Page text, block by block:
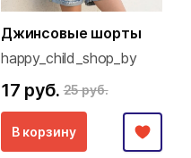
Джинсовые шорты
happy_child_shop_by
17 руб. 25 руб.
В корзину